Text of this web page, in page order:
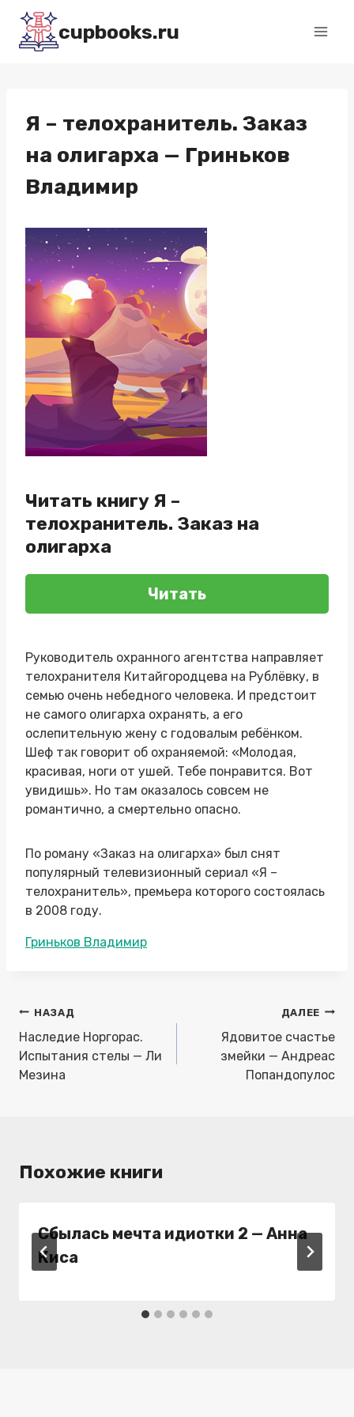
Перейти
содержимому
cupbooks.ru
Я – телохранитель. Заказ
на олигарха — Гриньков
Владимир
Читать книгу Я –
телохранитель. Заказ на
олигарха
Читать
Руководитель охранного агентства направляет
телохранителя Китайгородцева на Рублёвку, в
семью очень небедного человека. И предстоит
не самого олигарха охранять, а его
ослепительную жену с годовалым ребёнком.
Шеф так говорит об охраняемой: «Молодая,
красивая, ноги от ушей. Тебе понравится. Вот
увидишь». Но там оказалось совсем не
романтично, а смертельно опасно.
По роману «Заказ на олигарха» был снят
популярный телевизионный сериал «Я –
телохранитель», премьера которого состоялась
в 2008 году.
Метки
Гриньков Владимир
Навигация
по
записям
НАЗАД
Наследие Норгорас.
Испытания стелы — Ли
Мезина
ДАЛЕЕ
Ядовитое счастье
змейки — Андреас
Попандопулос
Похожие книги
Сбылась мечта идиотки 2 — Анна
Киса